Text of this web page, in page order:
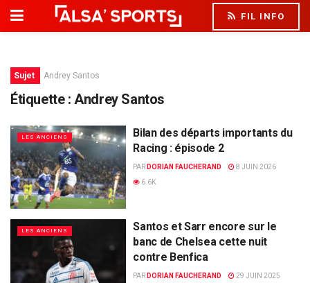
FIL INFO
Sujet Andrey Santos
Étiquette :Andrey Santos
LES ANCIENS
Bilan des départs importants du
Racing : épisode 2
PAR DORIAN FAUCHERAND
8 JUIN 2026
6.6K
LES ANCIENS
Santos et Sarr encore sur le
banc de Chelsea cette nuit
contre Benfica
PAR DORIAN FAUCHERAND
29 JUIN 2025